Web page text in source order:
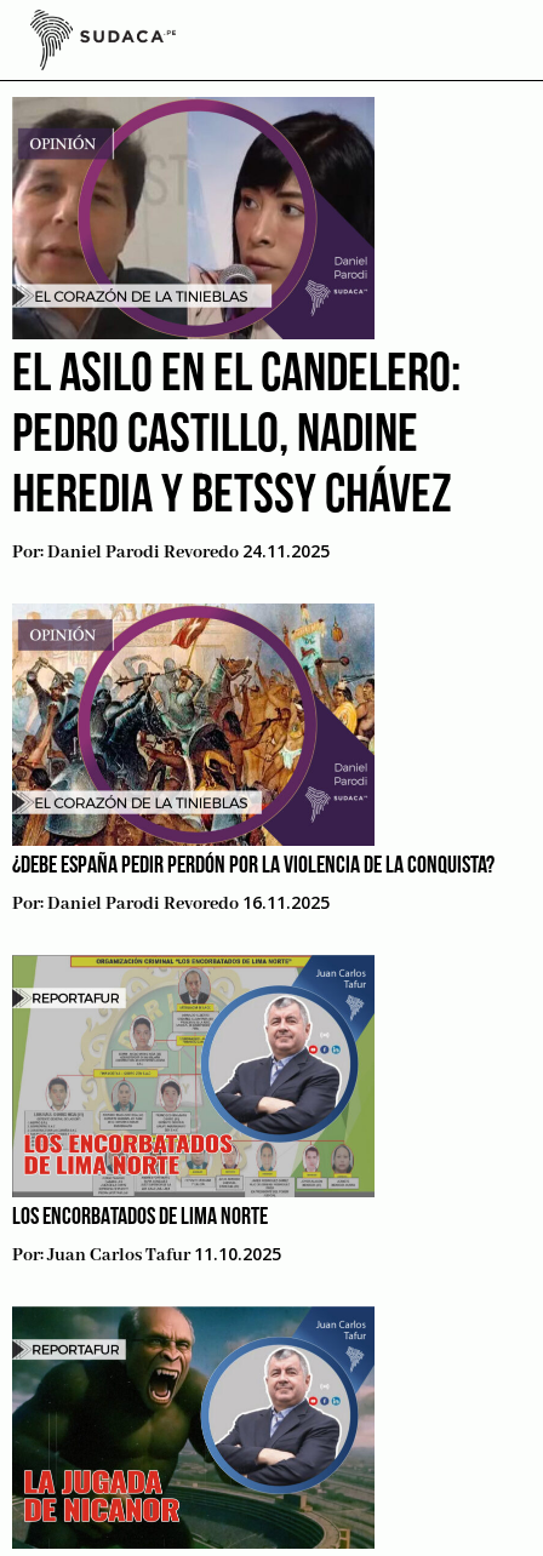
Skip
contentVideocolumna
EL ASILO EN EL CANDELERO:
PEDRO CASTILLO, NADINE
HEREDIA Y BETSSY CHÁVEZ
Por:Daniel Parodi Revoredo 24.11.2025
¿DEBE ESPAÑA PEDIR PERDÓN POR LA VIOLENCIA DE LA CONQUISTA?
Por:Daniel Parodi Revoredo 16.11.2025
LOS ENCORBATADOS DE LIMA NORTE
Por:Juan Carlos Tafur 11.10.2025